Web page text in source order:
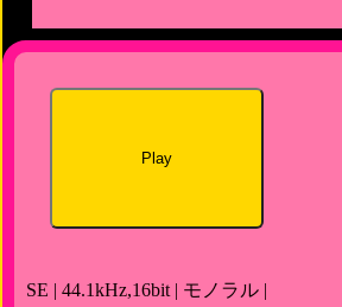
Play
SE | 44.1kHz,16bit | モノラル |